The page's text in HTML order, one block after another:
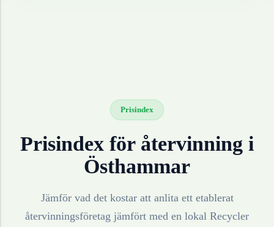
Prisindex
Prisindex för återvinning i
Östhammar
Jämför vad det kostar att anlita ett etablerat
återvinningsföretag jämfört med en lokal Recycler